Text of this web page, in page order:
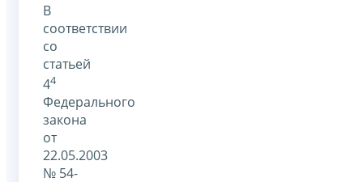
В
соответствии
со
статьей
44
Федерального
закона
от
22.05.2003
№ 54-